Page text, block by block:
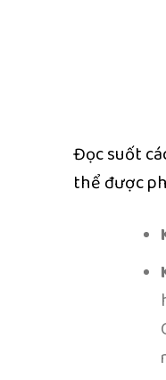
Đọc suốt
thể được